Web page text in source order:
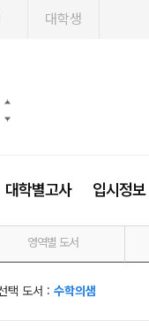
대학생
대학별고사 입시정보
영역별 도서
택 도서 : 수학의샘